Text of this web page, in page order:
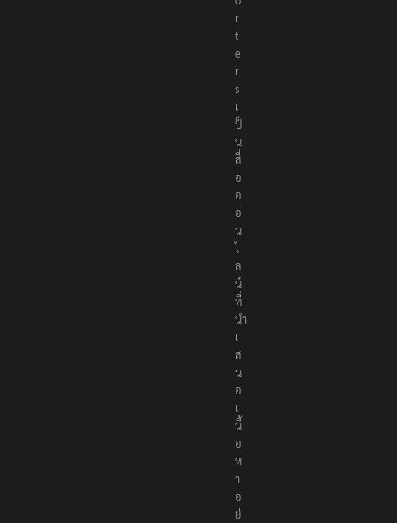
r
t
e
r
s
เ
ป็
น
สื่
อ
อ
อ
น
ไ
ล
น์
ที่
นำ
เ
ส
น
อ
เ
นื้
อ
ห
า
อ
ย่